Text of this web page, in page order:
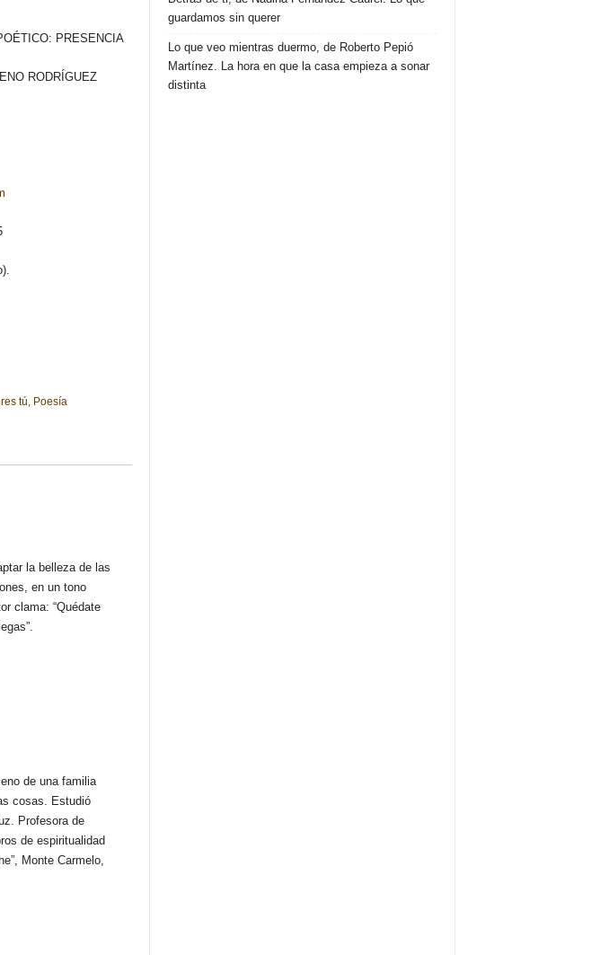
PRESENCIA
RODRÍGUEZ
tú, Poesía
la belleza de las
en un tono
clama: “Quédate
de una familia
cosas. Estudió
Profesora de
de espiritualidad
Monte Carmelo,
guardamos sin querer
Lo que veo mientras duermo, de Roberto Pepió
Martínez. La hora en que la casa empieza a sonar
distinta